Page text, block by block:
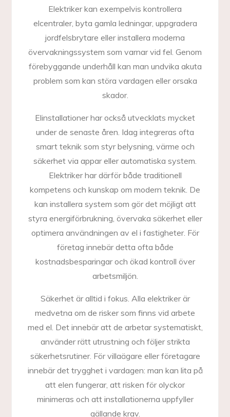
Elektriker kan exempelvis kontrollera
elcentraler, byta gamla ledningar, uppgradera
jordfelsbrytare eller installera moderna
övervakningssystem som varnar vid fel. Genom
förebyggande underhåll kan man undvika akuta
problem som kan störa vardagen eller orsaka
skador.
Elinstallationer har också utvecklats mycket
under de senaste åren. Idag integreras ofta
smart teknik som styr belysning, värme och
säkerhet via appar eller automatiska system.
Elektriker har därför både traditionell
kompetens och kunskap om modern teknik. De
kan installera system som gör det möjligt att
styra energiförbrukning, övervaka säkerhet eller
optimera användningen av el i fastigheter. För
företag innebär detta ofta både
kostnadsbesparingar och ökad kontroll över
arbetsmiljön.
Säkerhet är alltid i fokus. Alla elektriker är
medvetna om de risker som finns vid arbete
med el. Det innebär att de arbetar systematiskt,
använder rätt utrustning och följer strikta
säkerhetsrutiner. För villaägare eller företagare
innebär det trygghet i vardagen: man kan lita på
att elen fungerar, att risken för olyckor
minimeras och att installationerna uppfyller
gällande krav.